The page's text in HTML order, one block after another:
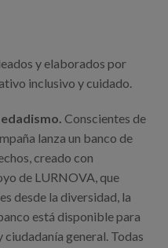
y elaborados por
inclusivo y cuidado.
Conscientes de
lanza un banco de
creado con
de LURNOVA, que
desde la diversidad, la
está disponible para
general. Todas